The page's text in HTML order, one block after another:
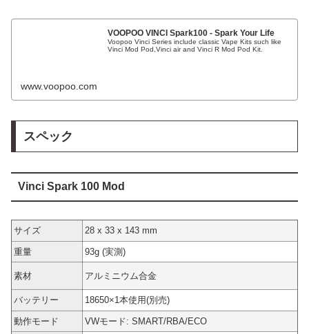
VOOPOO VINCI Spark100 - Spark Your Life
Voopoo Vinci Series include classic Vape Kits such like
Vinci Mod Pod,Vinci air and Vinci R Mod Pod Kit.
www.voopoo.com
スペック
Vinci Spark 100 Mod
サイズ 28 x 33 x 143 mm
重量 93g (実測)
素材 アルミニウム合金
バッテリー 18650×1本使用(別売)
動作モード
VWモード: SMART/RBA/ECO